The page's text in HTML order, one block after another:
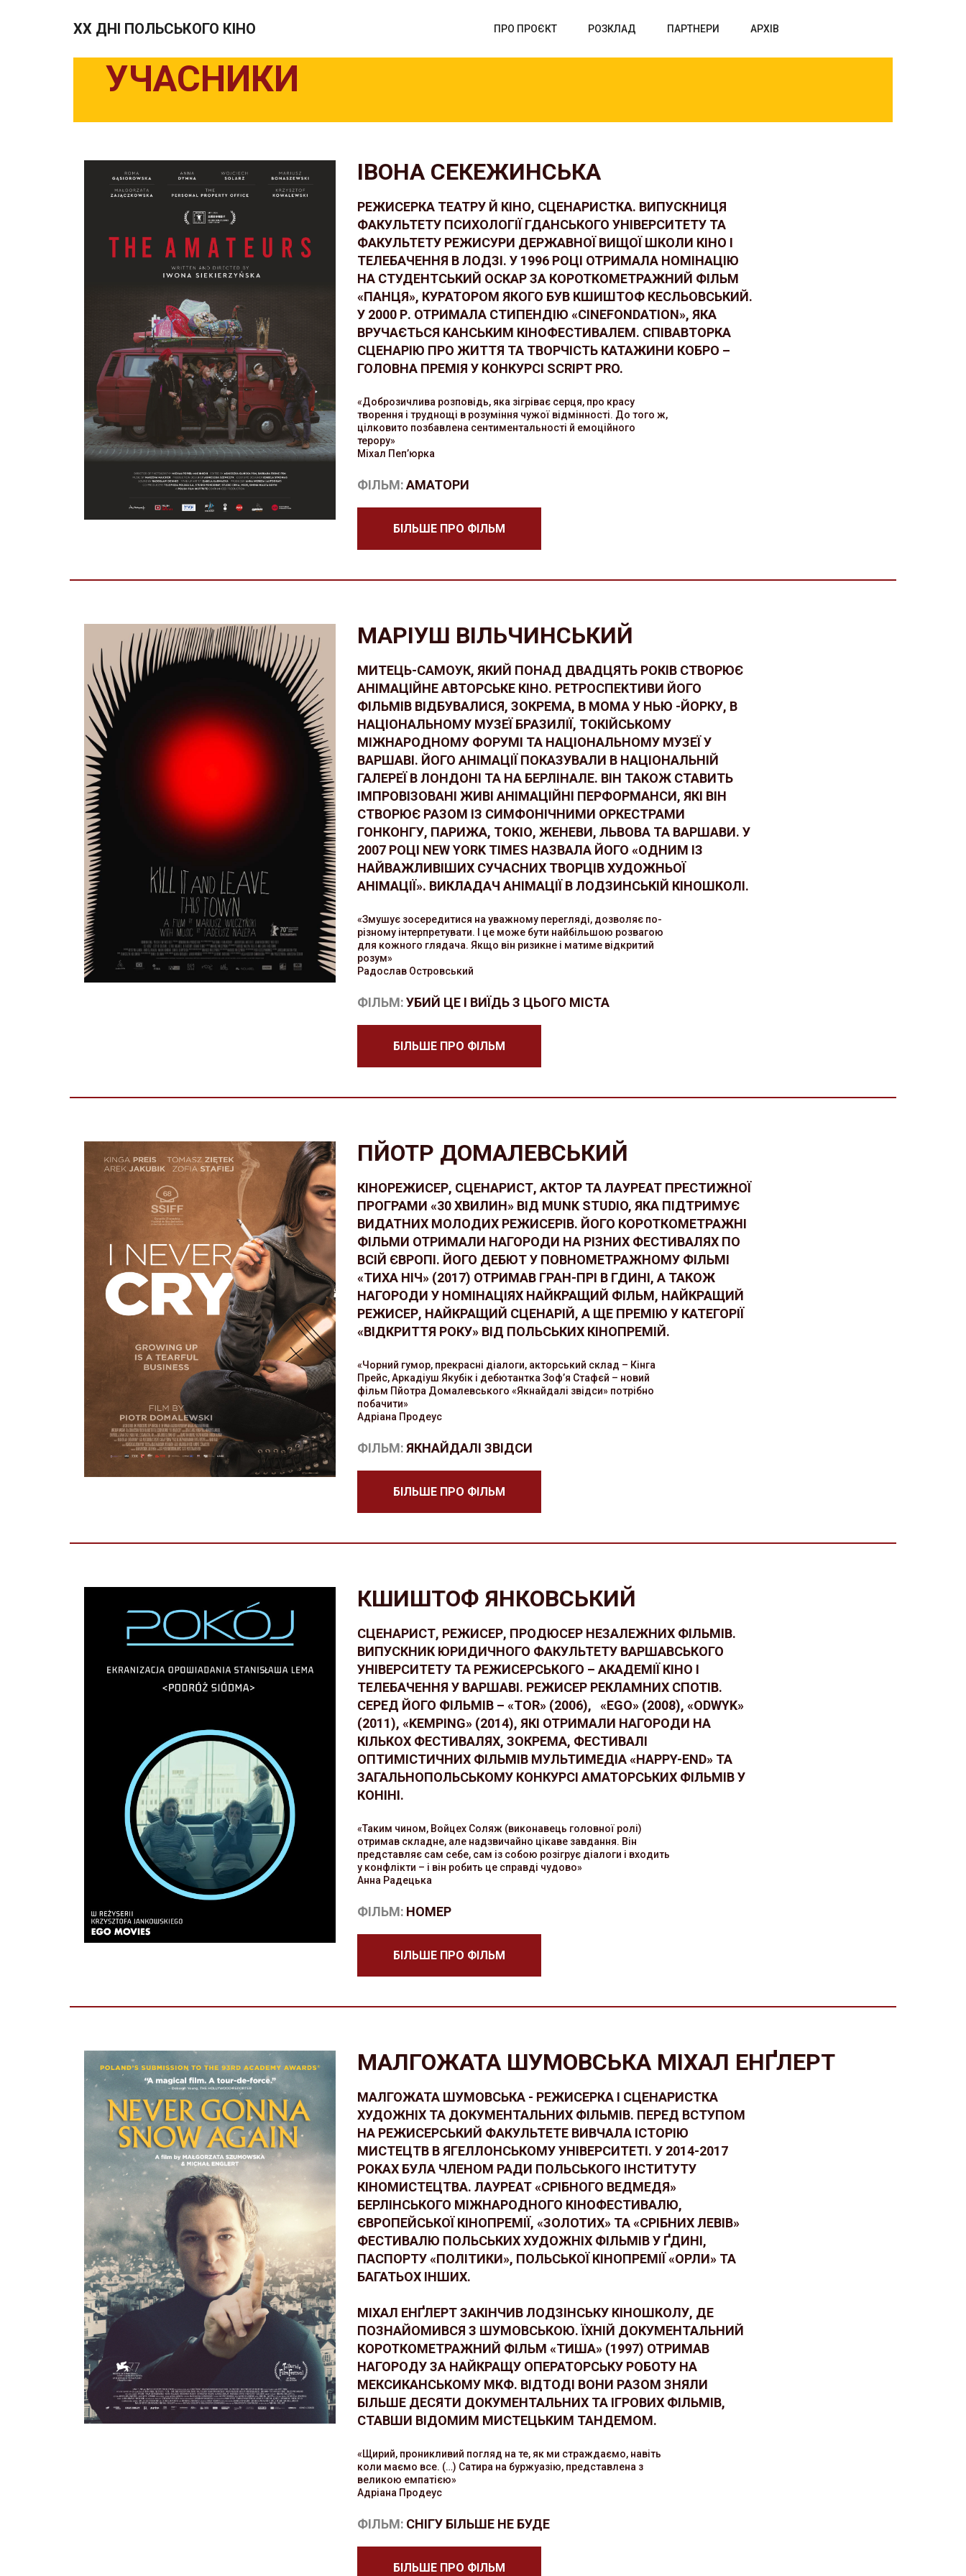
XX ДНІ ПОЛЬСЬКОГО КІНО ПРО ПРОЄКТ РОЗКЛАД ПАРТНЕРИ АРХІВ
УЧАСНИКИ
ІВОНА СЕКЕЖИНСЬКА
РЕЖИСЕРКА ТЕАТРУ Й КІНО, СЦЕНАРИСТКА. ВИПУСКНИЦЯ
ФАКУЛЬТЕТУ ПСИХОЛОГІЇ ГДАНСЬКОГО УНІВЕРСИТЕТУ ТА
ФАКУЛЬТЕТУ РЕЖИСУРИ ДЕРЖАВНОЇ ВИЩОЇ ШКОЛИ КІНО І
ТЕЛЕБАЧЕННЯ В ЛОДЗІ. У 1996 РОЦІ ОТРИМАЛА НОМІНАЦІЮ
НА СТУДЕНТСЬКИЙ ОСКАР ЗА КОРОТКОМЕТРАЖНИЙ ФІЛЬМ
«ПАНЦЯ», КУРАТОРОМ ЯКОГО БУВ КШИШТОФ КЕСЛЬОВСЬКИЙ.
У 2000 Р. ОТРИМАЛА СТИПЕНДІЮ «CINEFONDATION», ЯКА
ВРУЧАЄТЬСЯ КАНСЬКИМ КІНОФЕСТИВАЛЕМ. СПІВАВТОРКА
СЦЕНАРІЮ ПРО ЖИТТЯ ТА ТВОРЧІСТЬ КАТАЖИНИ КОБРО –
ГОЛОВНА ПРЕМІЯ У КОНКУРСІ SCRIPT PRO.
«Доброзичлива розповідь, яка зігріває серця, про красу
творення і труднощі в розуміння чужої відмінності. До того ж,
цілковито позбавлена сентиментальності й емоційного
терору»
Міхал Пеп’юрка
ФІЛЬМ:АМАТОРИ
БІЛЬШЕ ПРО ФІЛЬМ
МАРІУШ ВІЛЬЧИНСЬКИЙ
МИТЕЦЬ-САМОУК, ЯКИЙ ПОНАД ДВАДЦЯТЬ РОКІВ СТВОРЮЄ
АНІМАЦІЙНЕ АВТОРСЬКЕ КІНО. РЕТРОСПЕКТИВИ ЙОГО
ФІЛЬМІВ ВІДБУВАЛИСЯ, ЗОКРЕМА, В MOMA У НЬЮ -ЙОРКУ, В
НАЦІОНАЛЬНОМУ МУЗЕЇ БРАЗИЛІЇ, ТОКІЙСЬКОМУ
МІЖНАРОДНОМУ ФОРУМІ ТА НАЦІОНАЛЬНОМУ МУЗЕЇ У
ВАРШАВІ. ЙОГО АНІМАЦІЇ ПОКАЗУВАЛИ В НАЦІОНАЛЬНІЙ
ГАЛЕРЕЇ В ЛОНДОНІ ТА НА БЕРЛІНАЛЕ. ВІН ТАКОЖ СТАВИТЬ
ІМПРОВІЗОВАНІ ЖИВІ АНІМАЦІЙНІ ПЕРФОРМАНСИ, ЯКІ ВІН
СТВОРЮЄ РАЗОМ ІЗ СИМФОНІЧНИМИ ОРКЕСТРАМИ
ГОНКОНГУ, ПАРИЖА, ТОКІО, ЖЕНЕВИ, ЛЬВОВА ТА ВАРШАВИ. У
2007 РОЦІ NEW YORK TIMES НАЗВАЛА ЙОГО «ОДНИМ ІЗ
НАЙВАЖЛИВІШИХ СУЧАСНИХ ТВОРЦІВ ХУДОЖНЬОЇ
АНІМАЦІЇ». ВИКЛАДАЧ АНІМАЦІЇ В ЛОДЗИНСЬКІЙ КІНОШКОЛІ.
«Змушує зосередитися на уважному перегляді, дозволяє по-
різному інтерпретувати. І це може бути найбільшою розвагою
для кожного глядача. Якщо він ризикне і матиме відкритий
розум»
Радослав Островський
ФІЛЬМ:УБИЙ ЦЕ І ВИЇДЬ З ЦЬОГО МІСТА
БІЛЬШЕ ПРО ФІЛЬМ
ПЙОТР ДОМАЛЕВСЬКИЙ
КІНОРЕЖИСЕР, СЦЕНАРИСТ, АКТОР ТА ЛАУРЕАТ ПРЕСТИЖНОЇ
ПРОГРАМИ «30 ХВИЛИН» ВІД MUNK STUDIO, ЯКА ПІДТРИМУЄ
ВИДАТНИХ МОЛОДИХ РЕЖИСЕРІВ. ЙОГО КОРОТКОМЕТРАЖНІ
ФІЛЬМИ ОТРИМАЛИ НАГОРОДИ НА РІЗНИХ ФЕСТИВАЛЯХ ПО
ВСІЙ ЄВРОПІ. ЙОГО ДЕБЮТ У ПОВНОМЕТРАЖНОМУ ФІЛЬМІ
«ТИХА НІЧ» (2017) ОТРИМАВ ГРАН-ПРІ В ГДИНІ, А ТАКОЖ
НАГОРОДИ У НОМІНАЦІЯХ НАЙКРАЩИЙ ФІЛЬМ, НАЙКРАЩИЙ
РЕЖИСЕР, НАЙКРАЩИЙ СЦЕНАРІЙ, А ЩЕ ПРЕМІЮ У КАТЕГОРІЇ
«ВІДКРИТТЯ РОКУ» ВІД ПОЛЬСЬКИХ КІНОПРЕМІЙ.
«Чорний гумор, прекрасні діалоги, акторський склад – Кінга
Прейс, Аркадіуш Якубік і дебютантка Зоф’я Стафєй – новий
фільм Пйотра Домалевського «Якнайдалі звідси» потрібно
побачити»
Адріана Продеус
ФІЛЬМ:ЯКНАЙДАЛІ ЗВІДСИ
БІЛЬШЕ ПРО ФІЛЬМ
КШИШТОФ ЯНКОВСЬКИЙ
СЦЕНАРИСТ, РЕЖИСЕР, ПРОДЮСЕР НЕЗАЛЕЖНИХ ФІЛЬМІВ.
ВИПУСКНИК ЮРИДИЧНОГО ФАКУЛЬТЕТУ ВАРШАВСЬКОГО
УНІВЕРСИТЕТУ ТА РЕЖИСЕРСЬКОГО – АКАДЕМІЇ КІНО І
ТЕЛЕБАЧЕННЯ У ВАРШАВІ. РЕЖИСЕР РЕКЛАМНИХ СПОТІВ.
СЕРЕД ЙОГО ФІЛЬМІВ – «TOR» (2006), «EGO» (2008), «ODWYK»
(2011), «KEMPING» (2014), ЯКІ ОТРИМАЛИ НАГОРОДИ НА
КІЛЬКОХ ФЕСТИВАЛЯХ, ЗОКРЕМА, ФЕСТИВАЛІ
ОПТИМІСТИЧНИХ ФІЛЬМІВ МУЛЬТИМЕДІА «HAPPY-END» ТА
ЗАГАЛЬНОПОЛЬСЬКОМУ КОНКУРСІ АМАТОРСЬКИХ ФІЛЬМІВ У
КОНІНІ.
«Таким чином, Войцех Соляж (виконавець головної ролі)
отримав складне, але надзвичайно цікаве завдання. Він
представляє сам себе, сам із собою розігрує діалоги і входить
у конфлікти – і він робить це справді чудово»
Анна Радецька
ФІЛЬМ: НОМЕР
БІЛЬШЕ ПРО ФІЛЬМ
МАЛГОЖАТА ШУМОВСЬКА МІХАЛ ЕНҐЛЕРТ
МАЛГОЖАТА ШУМОВСЬКА - РЕЖИСЕРКА І СЦЕНАРИСТКА
ХУДОЖНІХ ТА ДОКУМЕНТАЛЬНИХ ФІЛЬМІВ. ПЕРЕД ВСТУПОМ
НА РЕЖИСЕРСЬКИЙ ФАКУЛЬТЕТЕ ВИВЧАЛА ІСТОРІЮ
МИСТЕЦТВ В ЯГЕЛЛОНСЬКОМУ УНІВЕРСИТЕТІ. У 2014-2017
РОКАХ БУЛА ЧЛЕНОМ РАДИ ПОЛЬСЬКОГО ІНСТИТУТУ
КІНОМИСТЕЦТВА. ЛАУРЕАТ «СРІБНОГО ВЕДМЕДЯ»
БЕРЛІНСЬКОГО МІЖНАРОДНОГО КІНОФЕСТИВАЛЮ,
ЄВРОПЕЙСЬКОЇ КІНОПРЕМІЇ, «ЗОЛОТИХ» ТА «СРІБНИХ ЛЕВІВ»
ФЕСТИВАЛЮ ПОЛЬСЬКИХ ХУДОЖНІХ ФІЛЬМІВ У ҐДИНІ,
ПАСПОРТУ «ПОЛІТИКИ», ПОЛЬСЬКОЇ КІНОПРЕМІЇ «ОРЛИ» ТА
БАГАТЬОХ ІНШИХ.
МІХАЛ ЕНҐЛЕРТ ЗАКІНЧИВ ЛОДЗІНСЬКУ КІНОШКОЛУ, ДЕ
ПОЗНАЙОМИВСЯ З ШУМОВСЬКОЮ. ЇХНІЙ ДОКУМЕНТАЛЬНИЙ
КОРОТКОМЕТРАЖНИЙ ФІЛЬМ «ТИША» (1997) ОТРИМАВ
НАГОРОДУ ЗА НАЙКРАЩУ ОПЕРАТОРСЬКУ РОБОТУ НА
МЕКСИКАНСЬКОМУ МКФ. ВІДТОДІ ВОНИ РАЗОМ ЗНЯЛИ
БІЛЬШЕ ДЕСЯТИ ДОКУМЕНТАЛЬНИХ ТА ІГРОВИХ ФІЛЬМІВ,
СТАВШИ ВІДОМИМ МИСТЕЦЬКИМ ТАНДЕМОМ.
«Щирий, проникливий погляд на те, як ми страждаємо, навіть
коли маємо все. (…) Сатира на буржуазію, представлена з
великою емпатією»
Адріана Продеус
ФІЛЬМ: СНІГУ БІЛЬШЕ НЕ БУДЕ
БІЛЬШЕ ПРО ФІЛЬМ